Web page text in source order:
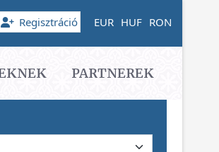
Regisztráció EUR HUF RON
PARTNEREK